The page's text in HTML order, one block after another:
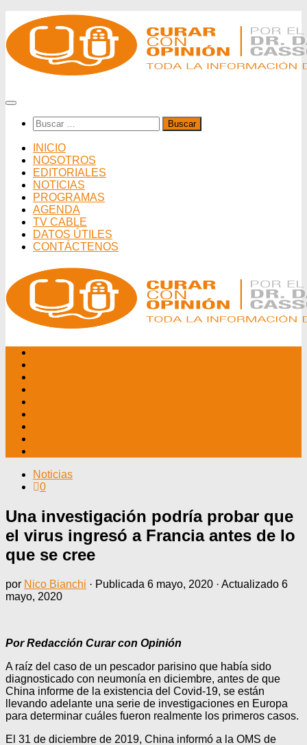
al
contenido
Buscar:
INICIO
NOSOTROS
EDITORIALES
NOTICIAS
PROGRAMAS
AGENDA
TV CABLE
DATOS ÚTILES
CONTÁCTENOS
Noticias
0
Una investigación podría probar que
el virus ingresó a Francia antes de lo
que se cree
por Nico Bianchi · Publicada 6 mayo, 2020 · Actualizado 6
mayo, 2020
Por Redacción Curar con Opinión
A raíz del caso de un pescador parisino que había sido
diagnosticado con neumonía en diciembre, antes de que
China informe de la existencia del Covid-19, se están
llevando adelante una serie de investigaciones en Europa
para determinar cuáles fueron realmente los primeros casos.
El 31 de diciembre de 2019, China informó a la OMS de